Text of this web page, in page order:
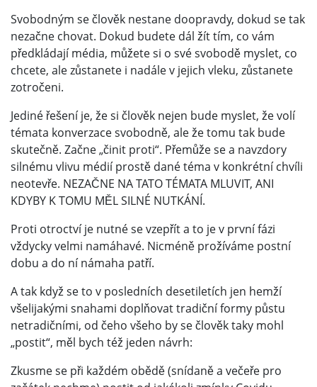
Svobodným se člověk nestane doopravdy, dokud se tak
nezačne chovat. Dokud budete dál žít tím, co vám
předkládají média, můžete si o své svobodě myslet, co
chcete, ale zůstanete i nadále v jejich vleku, zůstanete
zotročeni.
Jediné řešení je, že si člověk nejen bude myslet, že volí
témata konverzace svobodně, ale že tomu tak bude
skutečně. Začne „činit proti“. Přemůže se a navzdory
silnému vlivu médií prostě dané téma v konkrétní chvíli
neotevře. NEZAČNE NA TATO TÉMATA MLUVIT, ANI
KDYBY K TOMU MĚL SILNÉ NUTKÁNÍ.
Proti otroctví je nutné se vzepřít a to je v první fázi
vždycky velmi namáhavé. Nicméně prožíváme postní
dobu a do ní námaha patří.
A tak když se to v posledních desetiletích jen hemží
všelijakými snahami doplňovat tradiční formy půstu
netradičními, od čeho všeho by se člověk taky mohl
„postit“, měl bych též jeden návrh:
Zkusme se při každém obědě (snídaně a večeře pro